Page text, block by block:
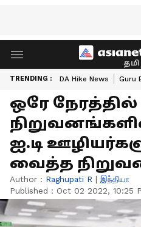
TRENDING : DA Hike News Guru
ஒரே நேரத்தில்
ஐ.டி
வைத்த
Author : Raghupati R | இந்தியா
Published : Oct 02 2022, 10:25